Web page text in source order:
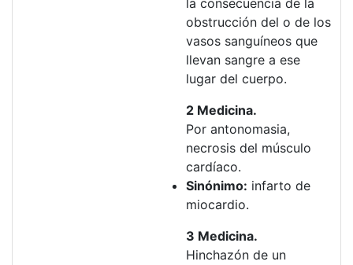
la consecuencia de la
obstrucción del o de los
vasos sanguíneos que
llevan sangre a ese
lugar del cuerpo.
2 Medicina.
Por antonomasia,
necrosis del músculo
cardíaco.
Sinónimo: infarto de
miocardio.
3 Medicina.
Hinchazón de un